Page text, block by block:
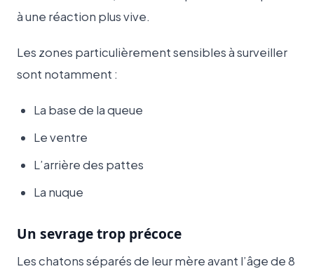
à une réaction plus vive.
Les zones particulièrement sensibles à surveiller
sont notamment :
La base de la queue
Le ventre
L’arrière des pattes
La nuque
Un sevrage trop précoce
Les chatons séparés de leur mère avant l’âge de 8